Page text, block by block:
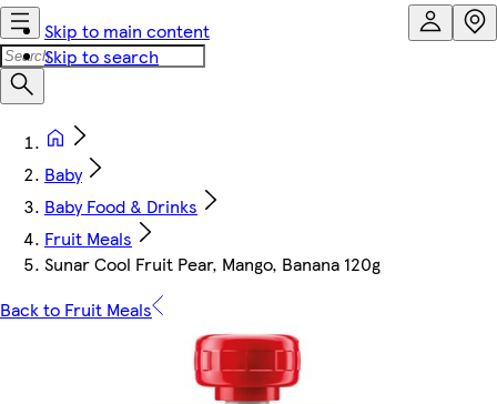
Skip to main content
Skip to search
Baby
Baby Food & Drinks
Fruit Meals
Sunar Cool Fruit Pear, Mango, Banana 120g
Back to Fruit Meals